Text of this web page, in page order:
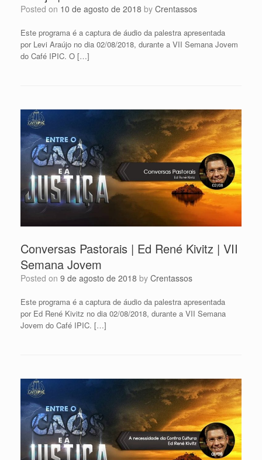
Posted on 10 de agosto de 2018 by Crentassos
Este programa é a captura de áudio da palestra apresentada
por Levi Araújo no dia 02/08/2018, durante a VII Semana Jovem
do Café IPIC. O […]
Conversas Pastorais | Ed René Kivitz | VII
Semana Jovem
Posted on 9 de agosto de 2018 by Crentassos
Este programa é a captura de áudio da palestra apresentada
por Ed René Kivitz no dia 02/08/2018, durante a VII Semana
Jovem do Café IPIC. […]